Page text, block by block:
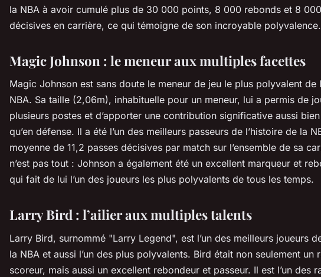
la NBA à avoir cumulé plus de 30 000 points, 8 000 rebonds et 8
décisives en carrière, ce qui témoigne de son incroyable polyvalence.
Magic Johnson : le meneur aux multiples facettes
Magic Johnson est sans doute le meneur de jeu le plus polyvalent de
NBA. Sa taille (2,06m), inhabituelle pour un meneur, lui a permis de
plusieurs postes et d’apporter une contribution significative aussi
qu’en défense. Il a été l’un des meilleurs passeurs de l’histoire de la
moyenne de 11,2 passes décisives par match sur l’ensemble de sa
n’est pas tout : Johnson a également été un excellent marqueur et
qui fait de lui l’un des joueurs les plus polyvalents de tous les temps.
Larry Bird : l’ailier aux multiples talents
Larry Bird, surnommé "Larry Legend", est l’un des meilleurs joueurs
la NBA et aussi l’un des plus polyvalents. Bird était non seulement un
scoreur, mais aussi un excellent rebondeur et passeur. Il est l’un des